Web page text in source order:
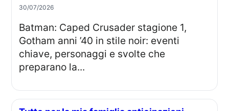
30/07/2026
Batman: Caped Crusader stagione 1,
Gotham anni ’40 in stile noir: eventi
chiave, personaggi e svolte che
preparano la...